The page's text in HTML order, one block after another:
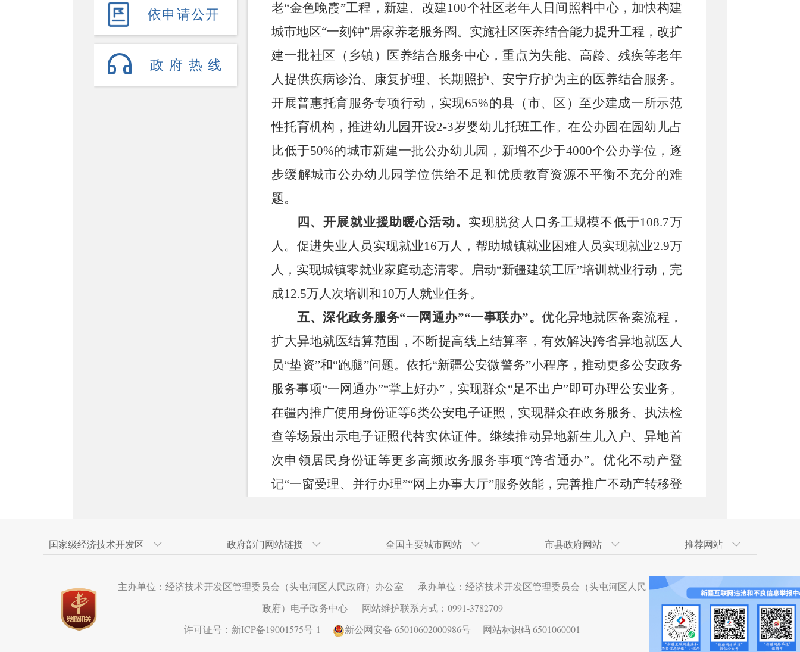
依申请公开
政府热线
老“金色晚霞”工程，新建、改建100个社区老年人日间照料中心，加快构建
城市地区“一刻钟”居家养老服务圈。实施社区医养结合能力提升工程，改扩
建一批社区（乡镇）医养结合服务中心，重点为失能、高龄、残疾等老年
人提供疾病诊治、康复护理、长期照护、安宁疗护为主的医养结合服务。
开展普惠托育服务专项行动，实现65%的县（市、区）至少建成一所示范
性托育机构，推进幼儿园开设2-3岁婴幼儿托班工作。在公办园在园幼儿占
比低于50%的城市新建一批公办幼儿园，新增不少于4000个公办学位，逐
步缓解城市公办幼儿园学位供给不足和优质教育资源不平衡不充分的难
题。
四、开展就业援助暖心活动。 实现脱贫人口务工规模不低于108.7万
人。促进失业人员实现就业16万人，帮助城镇就业困难人员实现就业2.9万
人，实现城镇零就业家庭动态清零。启动“新疆建筑工匠”培训就业行动，完
成12.5万人次培训和10万人就业任务。
五、深化政务服务“一网通办”“一事联办”。 优化异地就医备案流程，
扩大异地就医结算范围，不断提高线上结算率，有效解决跨省异地就医人
员“垫资”和“跑腿”问题。依托“新疆公安微警务”小程序，推动更多公安政务
服务事项“一网通办”“掌上好办”，实现群众“足不出户”即可办理公安业务。
在疆内推广使用身份证等6类公安电子证照，实现群众在政务服务、执法检
查等场景出示电子证照代替实体证件。继续推动异地新生儿入户、异地首
次申领居民身份证等更多高频政务服务事项“跨省通办”。优化不动产登
记“一窗受理、并行办理”“网上办事大厅”服务效能，完善推广不动产转移登
六、开展文化体育惠民活动。组织开展“群星耀天山”“双百”、大家唱、
广场舞等群众文化活动。持续开展“石榴籽”文化文艺小分队、专业院团惠民
演出等区、地、县三级文艺下基层演出。重点推进“戏曲进乡村”项目，为全
疆 39个县市458 个乡镇戏曲进乡村，每个乡镇每年配送
场演出。开展新疆
曲子剧、锡伯族“汗都春”濒危剧种惠民演出。开展全民阅读系列活动和“流
国家级经济技术开发区 政府部门网站链接 全国主要城市网站 市县政府网站 推荐网站
合肥经济技术开发区
长沙经济技术开发区
呼和浩特经济技术开发区 西安经济技术开发区 昆明经济技术开发区
贵阳经济技术开发区
苏州工业园区
海南洋浦经济开发区 秦皇岛经济技术开发区 连云港经济技术开发区
湛江经济技术开发区
温州经济技术开发区
营口经济技术开发区 武汉经济技术开发区 芜湖经济技术开发区 大亚湾经济技术开发区
吐鲁番地区政府网
克拉玛依市政府网
南京市
成都市
西安市 长春市 济南市
杭州市
宁波市
深圳市
区）
天山区
沙依巴克区
水磨沟区
乌鲁木齐县
主办单位：经济技术开发区管理委员会（头屯河区人民政府）办公室
承办单位：经济技术开发区管理委员会（头屯河区人民
政府）电子政务中心
网站维护联系方式：0991-3782709
许可证号：新ICP备19001575号-1
新公网安备 65010602000986号 网站标识码 6501060001